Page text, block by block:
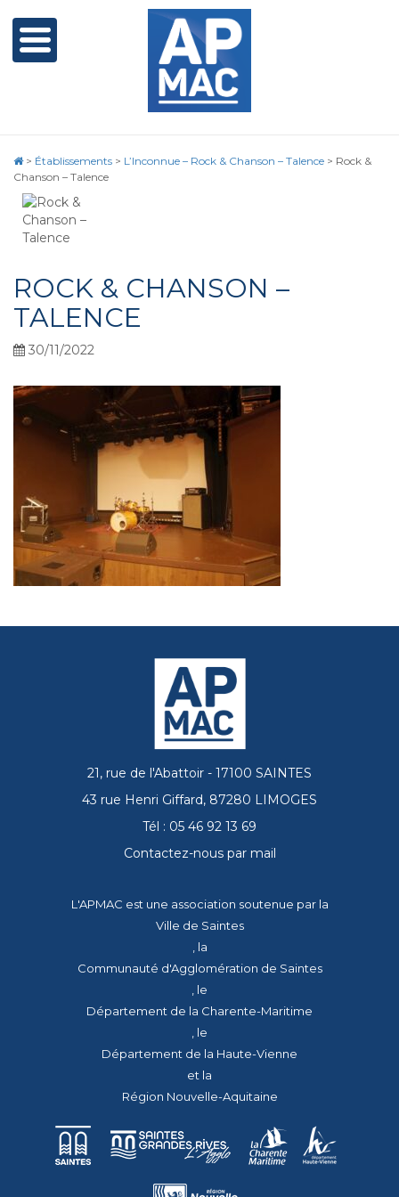
> Établissements > L’Inconnue – Rock & Chanson – Talence > Rock &
Chanson – Talence
ROCK & CHANSON –
TALENCE
30/11/2022
21, rue de l'Abattoir - 17100 SAINTES
43 rue Henri Giffard, 87280 LIMOGES
Tél : 05 46 92 13 69
Contactez-nous par mail
L'APMAC est une association soutenue par la
Ville de Saintes
, la
Communauté d'Agglomération de Saintes
, le
Département de la Charente-Maritime
, le
Département de la Haute-Vienne
et la
Région Nouvelle-Aquitaine